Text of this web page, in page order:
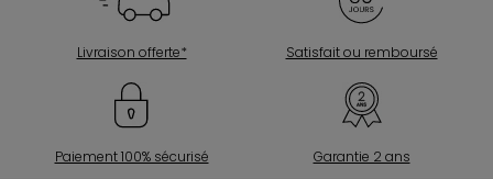
Livraison offerte* Satisfait ou remboursé
Paiement 100% sécurisé Garantie 2 ans